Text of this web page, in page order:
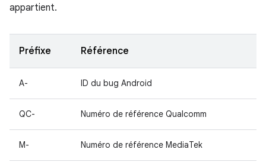
appartient.
Préfixe Référence
A- ID du bug Android
QC- Numéro de référence Qualcomm
M- Numéro de référence MediaTek